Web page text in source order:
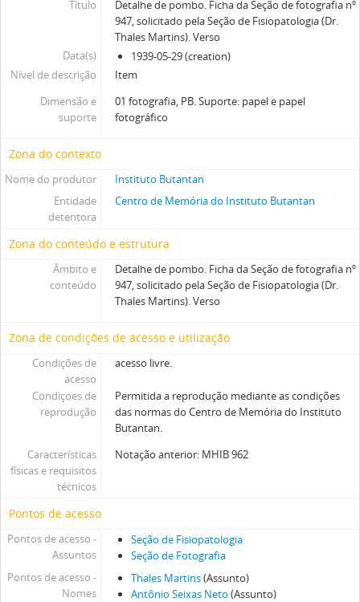
Título
Detalhe de pombo. Ficha da Seção de fotografia nº
947, solicitado pela Seção de Fisiopatologia (Dr.
Thales Martins). Verso
Data(s)
1939-05-29 (creation)
Nível de descrição
Item
Dimensão e
suporte
01 fotografia, PB. Suporte: papel e papel
fotográfico
Zona do contexto
Nome do produtor
Instituto Butantan
Entidade
detentora
Centro de Memória do Instituto Butantan
Zona do conteúdo e estrutura
Âmbito e
conteúdo
Detalhe de pombo. Ficha da Seção de fotografia nº
947, solicitado pela Seção de Fisiopatologia (Dr.
Thales Martins). Verso
Zona de condições de acesso e utilização
Condições de
acesso
acesso livre.
Condiçoes de
reprodução
Permitida a reprodução mediante as condições
das normas do Centro de Memória do Instituto
Butantan.
Características
físicas e requisitos
técnicos
Notação anterior: MHIB 962
Pontos de acesso
Pontos de acesso -
Assuntos
Seção de Fisiopatologia
Seção de Fotografia
Pontos de acesso -
Nomes
Thales Martins(Assunto)
Antônio Seixas Neto (Assunto)